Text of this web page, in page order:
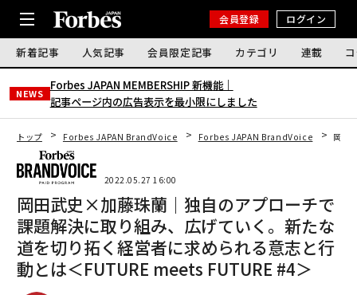
会員登録 ログイン
新着記事 人気記事 会員限定記事 カテゴリ 連載
NEWS
Forbes JAPAN MEMBERSHIP 新機能｜
記事ページ内の広告表示を最小限にしました
トップ Forbes JAPAN BrandVoice Forbes JAPAN BrandVoice 岡田
2022.05.27 16:00
岡田武史×加藤珠蘭｜独自のアプローチで
課題解決に取り組み、広げていく。新たな
道を切り拓く経営者に求められる意志と行
動とは＜FUTURE meets FUTURE #4＞